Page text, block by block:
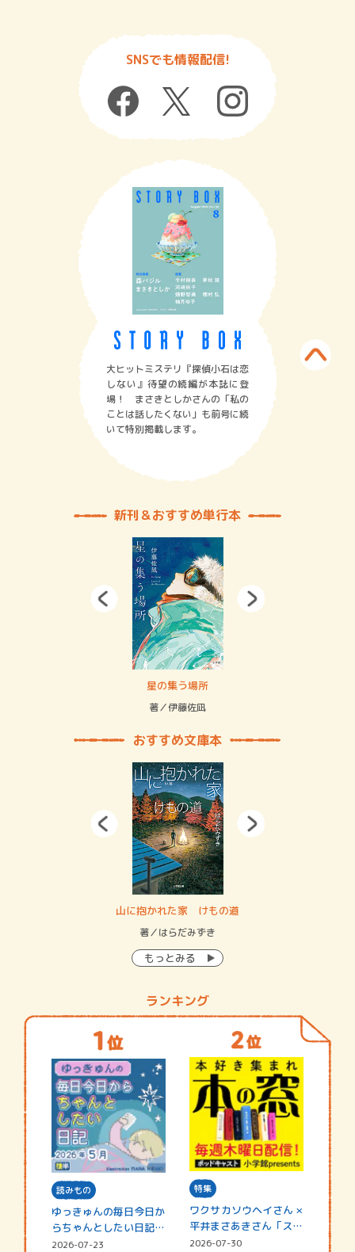
SNSでも情報配信!
大ヒットミステリ『探偵小石は恋
しない』待望の続編が本誌に登
場！ まさきとしかさんの「私の
ことは話したくない」も前号に続
いて特別掲載します。
新刊＆おすすめ単行本
星の集う場所
著／伊藤佐凪
おすすめ文庫本
山に抱かれた家 けもの道
著／はらだみずき
もっとみる
ランキング
読みもの
ゆっきゅんの毎日今日か
らちゃんとしたい日記
☆202…
2026-07-23
特集
ワクサカソウヘイさん ×
平井まさあきさん「スペ
シャ…
2026-07-30